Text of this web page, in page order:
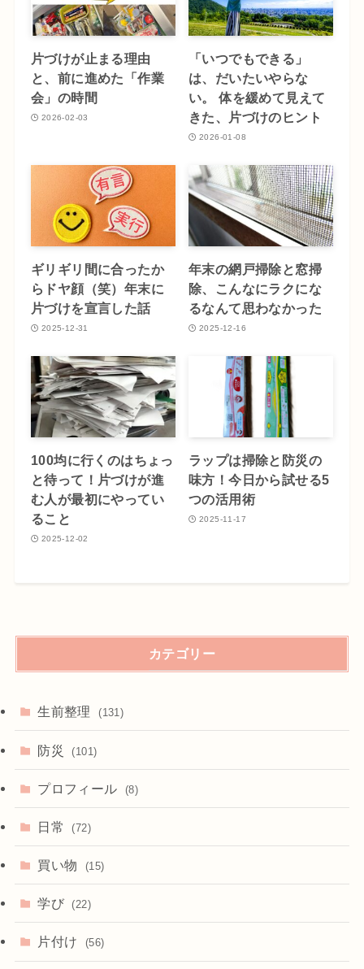
片づけが止まる理由
と、前に進めた「作業
会」の時間
2026-02-03
「いつでもできる」
は、だいたいやらな
い。 体を緩めて見えて
きた、片づけのヒント
2026-01-08
ギリギリ間に合ったか
らドヤ顔（笑）年末に
片づけを宣言した話
2025-12-31
年末の網戸掃除と窓掃
除、こんなにラクにな
るなんて思わなかった
2025-12-16
100均に行くのはちょっ
と待って！片づけが進
む人が最初にやってい
ること
2025-12-02
ラップは掃除と防災の
味方！今日から試せる5
つの活用術
2025-11-17
カテゴリー
生前整理 (131)
防災 (101)
プロフィール (8)
日常 (72)
買い物 (15)
学び (22)
片付け (56)